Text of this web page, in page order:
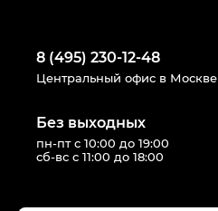
8 (495) 230-12-48
Центральный офис в Москве
Без выходных
пн-пт с 10:00 до 19:00
сб-вс с 11:00 до 18:00